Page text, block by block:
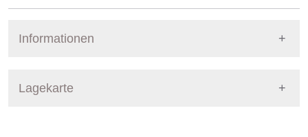
Informationen
Lagekarte